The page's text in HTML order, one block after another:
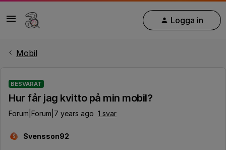
Logga in
Mobil
BESVARAT
Hur får jag kvitto på min mobil?
Forum|Forum|7 years ago 1 svar
S Svensson92